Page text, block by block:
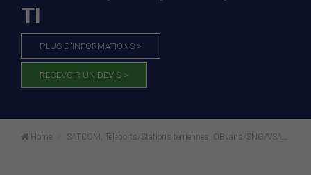
TI
PLUS D'INFORMATIONS >
RECEVOIR UN DEVIS >
Home SATCOM, Téléports/Stations terriennes, OBvans/SNG/VSAT/Flyaways, TI